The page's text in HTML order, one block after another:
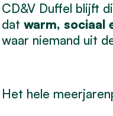
CD&V Duffel blijft
dat warm, sociaal
waar niemand uit
Het hele